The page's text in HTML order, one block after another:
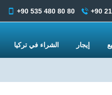
+90
+90 535 480 80 80
إيجار الشراء في تركيا